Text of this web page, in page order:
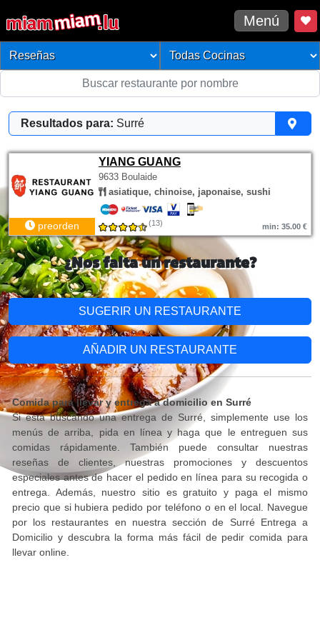
Menú
Resultados para: Surré
YIANG GUANG
9633 Boulaide
asiatique, chinoise, japonaise, sushi
preorden (13) min: 35.00 €
¿Nos falta un restaurante?
SUGERIR UN RESTAURANTE
AÑADIR UN RESTAURANTE
Comida para llevar y entrega a domicilio en Surré
Si está buscando una entrega de Surré, simplemente use los
menús de arriba, pida en línea y haga que le entreguen sus
comidas rápidamente. También puede consultar nuestras
reseñas de clientes, nuestras promociones y descuentos
especiales antes de hacer el pedido en línea para su recogida o
entrega. Además, nuestro sitio es gratuito y paga el mismo
precio que si hubiera pedido por teléfono o en el local. Navegue
por los restaurantes en nuestra sección de Surré Entrega a
Domicilio y descubra la forma más fácil de pedir comida para
llevar online.